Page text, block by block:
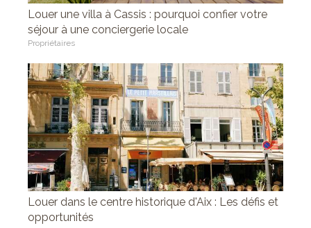
Louer une villa à Cassis : pourquoi confier votre
séjour à une conciergerie locale
Propriétaires
Louer dans le centre historique d'Aix : Les défis et
opportunités